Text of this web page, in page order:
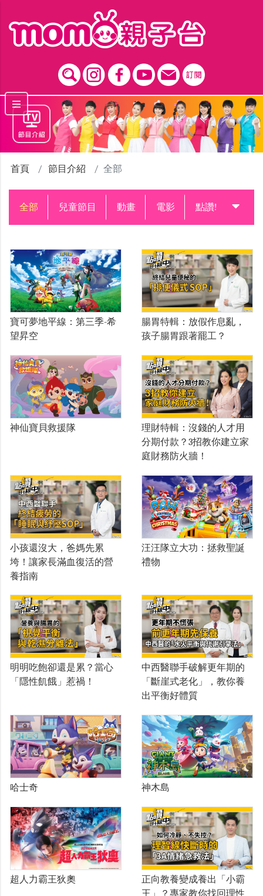
首頁 節目介紹 全部
全部 兒童節目 動畫 電影 點讚!升級中
寶可夢地平線：第三季-希
望昇空
腸胃特輯：放假作息亂，
孩子腸胃跟著罷工？
神仙寶貝救援隊
理財特輯：沒錢的人才用
分期付款？3招教你建立家
庭財務防火牆！
小孩還沒大，爸媽先累
垮！讓家長滿血復活的營
養指南
汪汪隊立大功：拯救聖誕
禮物
明明吃飽卻還是累？當心
「隱性飢餓」惹禍！
中西醫聯手破解更年期的
「斷崖式老化」，教你養
出平衡好體質
哈士奇 神木島
超人力霸王狄奧
正向教養變成養出「小霸
王」？專家教你找回理性